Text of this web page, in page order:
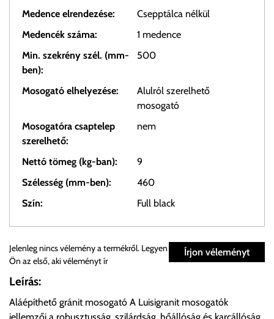
Medence elrendezése:
Csepptálca nélkül
Medencék száma:
1 medence
Min. szekrény szél. (mm-
ben):
500
Mosogató elhelyezése:
Alulról szerelhető
mosogató
Mosogatóra csaptelep
szerelhető:
nem
Nettó tömeg (kg-ban):
9
Szélesség (mm-ben):
460
Szín:
Full black
Személyes átvétel:
Önnek lehetősége van rendelését a beérkezést követően
ingyenesen átvenni Budapesti Cégcsoportunk Stúdiójában
előre egyeztetett időpontban.
Írjon véleményt
Jelenleg nincs vélemény a termékről. Legyen
Ön az első, aki véleményt ír
Leírás:
Aláépíthető gránit mosogató A Luisigranit mosogatók